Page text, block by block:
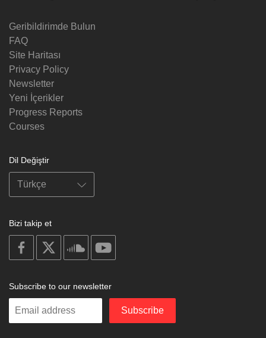
Geribildirimde Bulun
FAQ
Site Haritası
Privacy Policy
Newsletter
Yeni İçerikler
Progress Reports
Courses
Dil Değiştir
Bizi takip et
on
facebook
soundcloud
Subscribe to our newsletter
Enter
Subscribe